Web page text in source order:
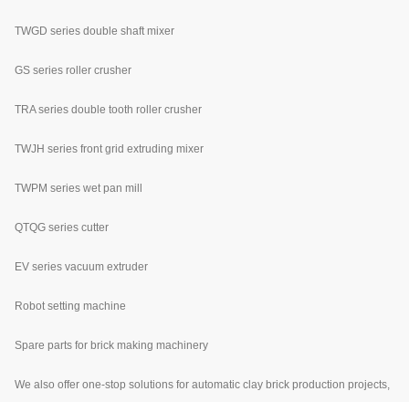
TWGD series double shaft mixer
GS series roller crusher
TRA series double tooth roller crusher
TWJH series front grid extruding mixer
TWPM series wet pan mill
QTQG series cutter
EV series vacuum extruder
Robot setting machine
Spare parts for brick making machinery
We also offer one-stop solutions for automatic clay brick production projects,